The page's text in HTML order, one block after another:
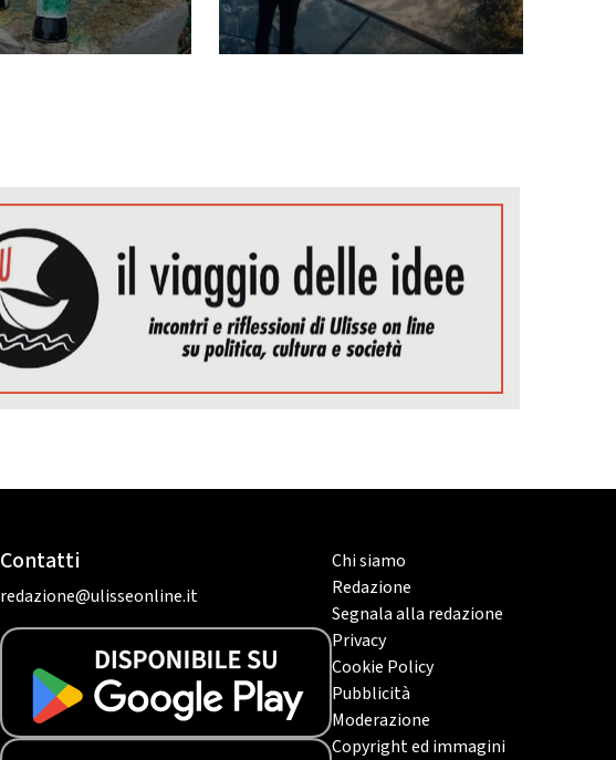
Contatti
redazione@ulisseonline.it
Chi siamo
Redazione
Segnala alla redazione
Privacy
Cookie Policy
Pubblicità
Moderazione
Copyright ed immagini